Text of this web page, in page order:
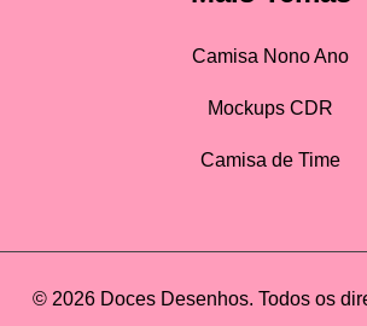
Camisa Nono Ano
Mockups CDR
Camisa de Time
© 2026 Doces Desenhos. Todos os